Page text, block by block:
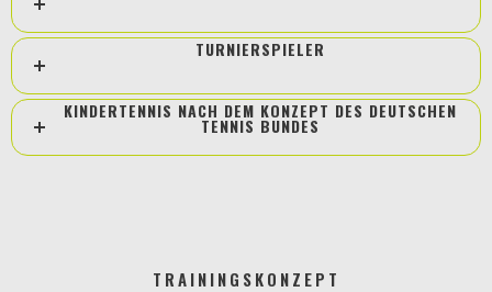
TURNIERSPIELER
KINDERTENNIS NACH DEM KONZEPT DES DEUTSCHEN
TENNIS BUNDES
TRAININGSKONZEPT